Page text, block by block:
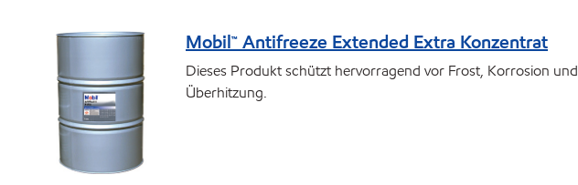
Mobil™ Antifreeze Extended Extra Konzentrat
Dieses Produkt schützt hervorragend vor Frost, Korrosion und
Überhitzung.